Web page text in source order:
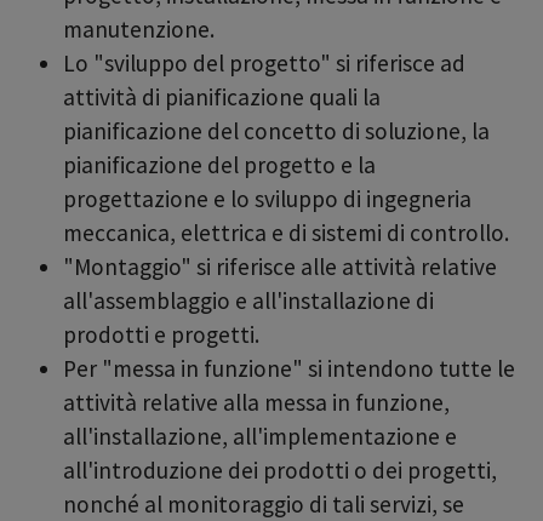
manutenzione.
Lo "sviluppo del progetto" si riferisce ad
attività di pianificazione quali la
pianificazione del concetto di soluzione, la
pianificazione del progetto e la
progettazione e lo sviluppo di ingegneria
meccanica, elettrica e di sistemi di controllo.
"Montaggio" si riferisce alle attività relative
all'assemblaggio e all'installazione di
prodotti e progetti.
Per "messa in funzione" si intendono tutte le
attività relative alla messa in funzione,
all'installazione, all'implementazione e
all'introduzione dei prodotti o dei progetti,
nonché al monitoraggio di tali servizi, se